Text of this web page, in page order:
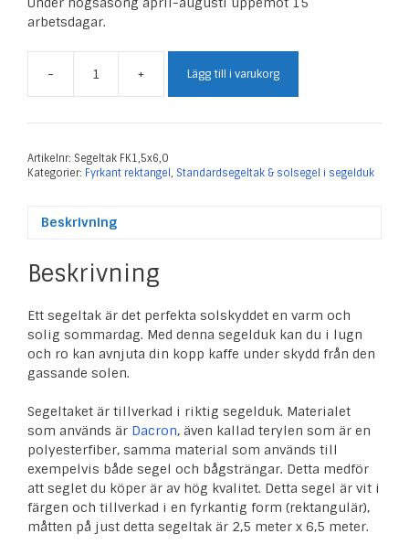
arbetsdagar.
-
Segeltak
Fyrkant
1,5
6,0
m
+ Lägg till i varukorg
Artikelnr: Segeltak FK1,5x6,0
Kategorier: Fyrkant rektangel , Standardsegeltak & solsegel i segelduk
Beskrivning
Beskrivning
Ett segeltak är det perfekta solskyddet en varm och
solig sommardag. Med denna segelduk kan du i lugn
och ro kan avnjuta din kopp kaffe under skydd från den
gassande solen.
Segeltaket är tillverkad i riktig segelduk. Materialet
som används är Dacron, även kallad terylen som är en
polyesterfiber, samma material som används till
exempelvis både segel och bågsträngar. Detta medför
att seglet du köper är av hög kvalitet. Detta segel är vit i
färgen och tillverkad i en fyrkantig form (rektangulär),
måtten på just detta segeltak är 2,5 meter x 6,5 meter.